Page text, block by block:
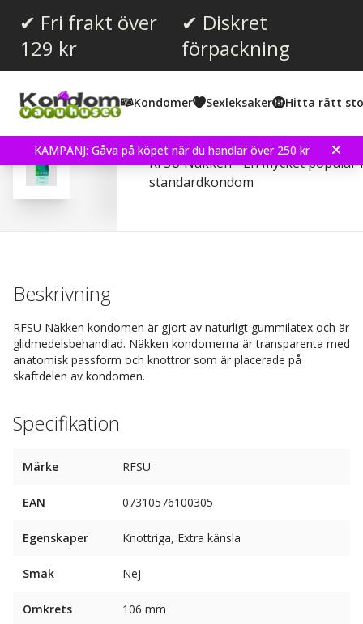
✔ Fri frakt över
129 kr
✔ Diskret
förpackning
Kondomer Sexleksaker Hitta rätt
KAMPANJ: Gåva på köpet när du handlar över 250 kr
Recensioner (4)
RFSU Näkken 30 st
RFSU Näkken - En mycket
standardkondom
Beskrivning
RFSU Näkken kondomen är gjort av naturligt gummilatex och är
glidmedelsbehandlad. Näkken kondomerna är transparenta med
anatomisk passform och knottror som är placerade på
skaftdelen av kondomen.
Specifikation
Märke RFSU
EAN 07310576100305
Egenskaper Knottriga, Extra känsla
Smak Nej
Omkrets 106 mm